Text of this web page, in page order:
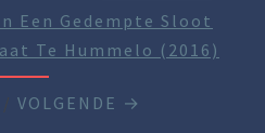
Een Gedempte Sloot
Te Hummelo (2016)
/ VOLGENDE →